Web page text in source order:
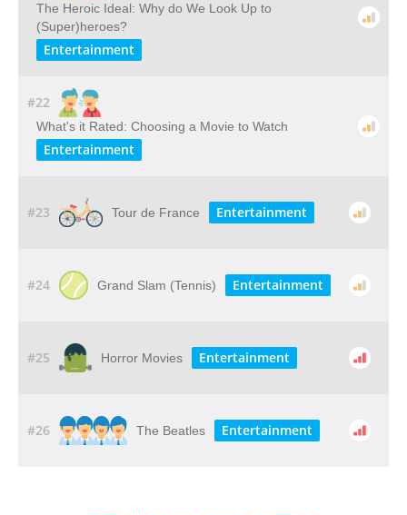
The Heroic Ideal: Why do We Look Up to
(Super)heroes?
Entertainment
#22
What's it Rated: Choosing a Movie to Watch
Entertainment
#23 Tour de France Entertainment
#24 Grand Slam (Tennis) Entertainment
#25 Horror Movies Entertainment
#26 The Beatles Entertainment